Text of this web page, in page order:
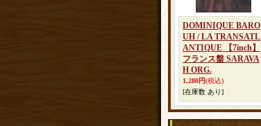
DOMINIQUE BARO
UH / LA TRANSATL
ANTIQUE 【7inch】
フランス盤 SARAVA
H ORG.
1,280円(税込)
[在庫数 あり]